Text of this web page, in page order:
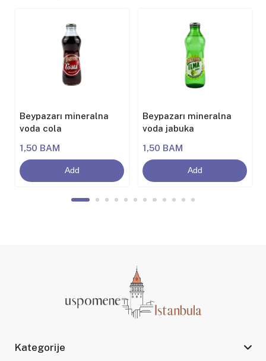
Beypazarı mineralna
voda cola
1,50 BAM
Add
Beypazarı mineralna
voda jabuka
1,50 BAM
Add
Kategorije